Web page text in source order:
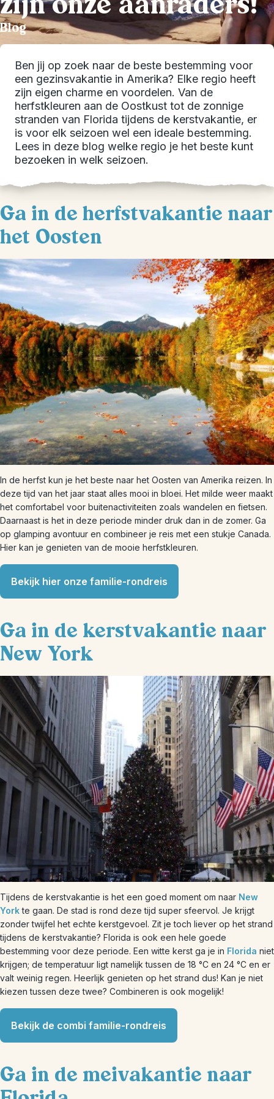
Blog
Ben jij op zoek naar de beste bestemming voor
een gezinsvakantie in Amerika? Elke regio heeft
zijn eigen charme en voordelen. Van de
herfstkleuren aan de Oostkust tot de zonnige
stranden van Florida tijdens de kerstvakantie, er
is voor elk seizoen wel een ideale bestemming.
Lees in deze blog welke regio je het beste kunt
bezoeken in welk seizoen.
Ga in de herfstvakantie naar
het Oosten
In de herfst kun je het beste naar het Oosten van Amerika reizen. In
deze tijd van het jaar staat alles mooi in bloei. Het milde weer maakt
het comfortabel voor buitenactiviteiten zoals wandelen en fietsen.
Daarnaast is het in deze periode minder druk dan in de zomer. Ga
op glamping avontuur en combineer je reis met een stukje Canada.
Hier kan je genieten van de mooie herfstkleuren.
Bekijk hier onze familie-rondreis
Ga in de kerstvakantie naar
New York
Tijdens de kerstvakantie is het een goed moment om naar New
Yorkte gaan. De stad is rond deze tijd super sfeervol. Je krijgt
zonder twijfel het echte kerstgevoel. Zit je toch liever op het strand
tijdens de kerstvakantie? Florida is ook een hele goede
bestemming voor deze periode. Een witte kerst ga je in Florida niet
krijgen; de temperatuur ligt namelijk tussen de 18 °C en 24 °C en er
valt weinig regen. Heerlijk genieten op het strand dus! Kan je niet
kiezen tussen deze twee? Combineren is ook mogelijk!
Bekijk de combi familie-rondreis
Ga in de meivakantie naar